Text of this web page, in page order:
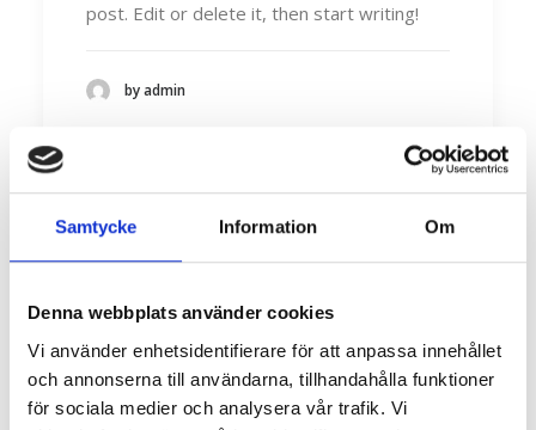
Samtycke Information Om
Denna webbplats använder cookies
Vi använder enhetsidentifierare för att anpassa innehållet
och annonserna till användarna, tillhandahålla funktioner
för sociala medier och analysera vår trafik. Vi
post. Edit or delete it, then start writing!
by admin
SÖK